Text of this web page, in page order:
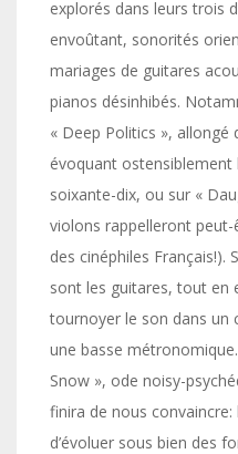
explorés dans leurs trois
envoûtant, sonorités
mariages de guitares
pianos désinhibés.
« Deep Politics », allongé
évoquant ostensiblement
soixante-dix, ou sur «
violons rappelleront
des cinéphiles Français!).
sont les guitares, tout en
tournoyer le son dans un
une basse métronomique.
Snow », ode noisy-
finira de nous
d’évoluer sous bien des